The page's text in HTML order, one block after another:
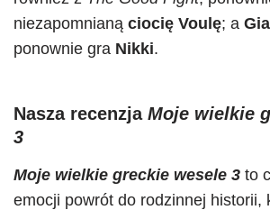
niezapomnianą ciocię Voulę; a
ponownie gra Nikki.
Nasza recenzja Moje wielkie
3
Moje wielkie greckie wesele 3 to
emocji powrót do rodzinnej historii,